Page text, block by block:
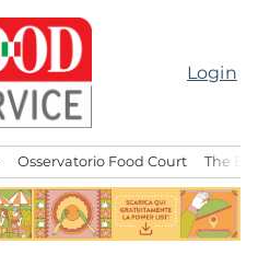
Login
Osservatorio Food Court The